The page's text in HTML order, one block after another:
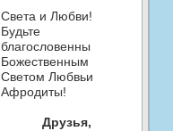
Света и Любви!
Будьте
благословенны
Божественным
Светом Любвьи
Афродиты!
Друзья,